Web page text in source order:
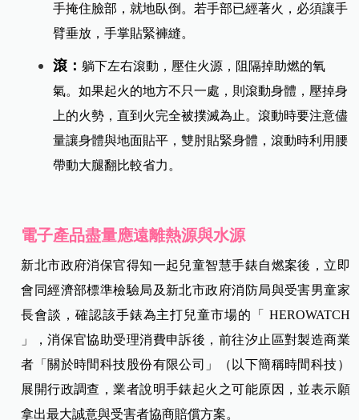
手掩住臉部，就地臥倒。若手部已經著火，必須讓手
臂垂放，手掌貼緊褲縫。
滾：躺下左右滾動，壓住火源，阻隔掉助燃的氧
氣。如果起火的地方不只一處，則滾動身體，壓掉身
上的火勢，直到火完全被撲滅為止。滾動時要注意儘
量讓身體與地面貼平，雙肘貼緊身體，滾動時利用腰
帶動大腿翻比較省力。
電子產品盡量應遠離熱源與水源
新北市政府消保官得知一起兒童智慧手錶自燃案後，立即
會同經濟部標準檢驗局及新北市政府消防局與受害男童家
長會談，確認該手錶為主打兒童市場的「 HEROWATCH
」，消保官協助受理消費申訴後，前往汐止區對製造商業
者「關於時間科技股份有限公司」（以下簡稱時間科技）
展開行政調查，業者說明手錶起火之可能原因，並表示願
拿出最大誠意與受害者協商賠償方案。